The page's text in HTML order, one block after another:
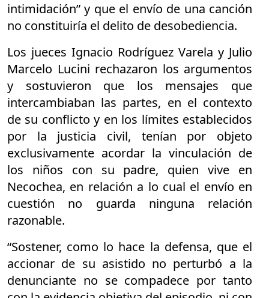
intimidación” y que el envío de una canción
no constituiría el delito de desobediencia.
Los jueces Ignacio Rodríguez Varela y Julio
Marcelo Lucini rechazaron los argumentos
y sostuvieron que los mensajes que
intercambiaban las partes, en el contexto
de su conflicto y en los límites establecidos
por la justicia civil, tenían por objeto
exclusivamente acordar la vinculación de
los niños con su padre, quien vive en
Necochea, en relación a lo cual el envío en
cuestión no guarda ninguna relación
razonable.
“Sostener, como lo hace la defensa, que el
accionar de su asistido no perturbó a la
denunciante no se compadece por tanto